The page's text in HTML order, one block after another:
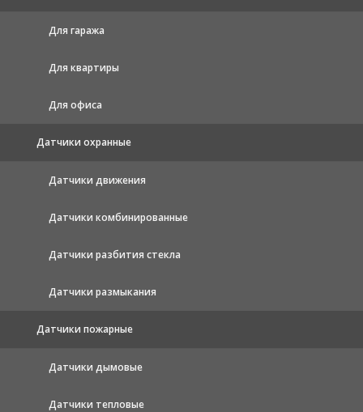
Для гаража
Для квартиры
Для офиса
Датчики охранные
Датчики движения
Датчики комбинированные
Датчики разбития стекла
Датчики размыкания
Датчики пожарные
Датчики дымовые
Датчики тепловые